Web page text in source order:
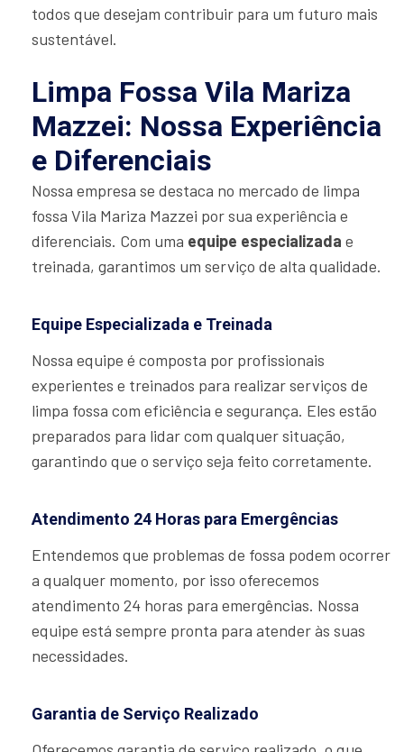
todos que desejam contribuir para um futuro mais
sustentável.
Limpa Fossa Vila Mariza
Mazzei: Nossa Experiência
e Diferenciais
Nossa empresa se destaca no mercado de limpa
fossa Vila Mariza Mazzei por sua experiência e
diferenciais. Com uma equipe especializada e
treinada, garantimos um serviço de alta qualidade.
Equipe Especializada e Treinada
Nossa equipe é composta por profissionais
experientes e treinados para realizar serviços de
limpa fossa com eficiência e segurança. Eles estão
preparados para lidar com qualquer situação,
garantindo que o serviço seja feito corretamente.
Atendimento 24 Horas para Emergências
Entendemos que problemas de fossa podem ocorrer
a qualquer momento, por isso oferecemos
atendimento 24 horas para emergências. Nossa
equipe está sempre pronta para atender às suas
necessidades.
Garantia de Serviço Realizado